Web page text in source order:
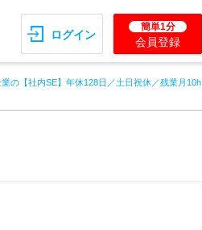
ログイン
簡単1分
会員登録
の【社内SE】年休128日／土日祝休／残業月10h